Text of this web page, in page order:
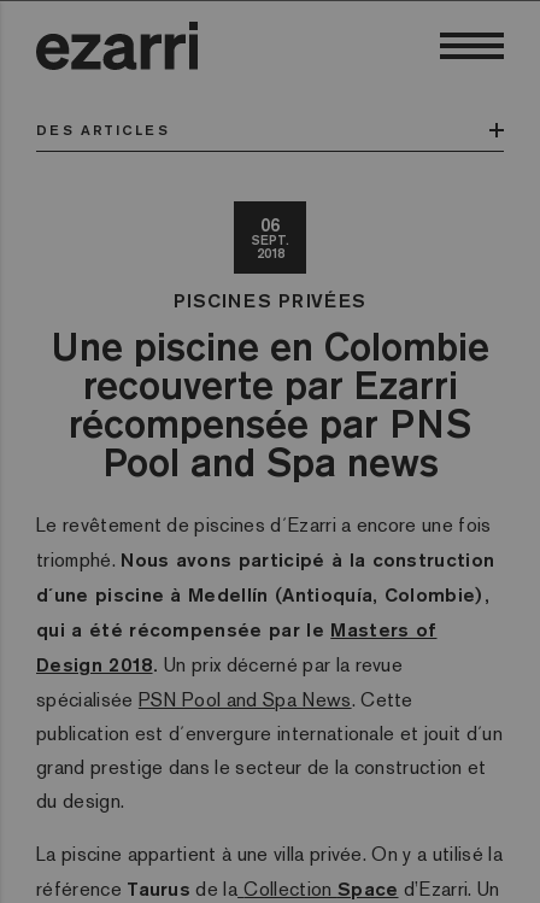
DES ARTICLES
06
SEPT.
2018
PISCINES PRIVÉES
Une piscine en Colombie
recouverte par Ezarri
récompensée par PNS
Pool and Spa news
Le revêtement de piscines d´Ezarri a encore une fois
triomphé. Nous avons participé à la construction
d´une piscine à Medellín (Antioquía, Colombie),
qui a été récompensée par le Masters of
Design 2018.Un prix décerné par la revue
spécialisée PSN Pool and Spa News. Cette
publication est d´envergure internationale et jouit d´un
grand prestige dans le secteur de la construction et
du design.
La piscine appartient à une villa privée. On y a utilisé la
référence Taurus de la Collection Space d’Ezarri. Un